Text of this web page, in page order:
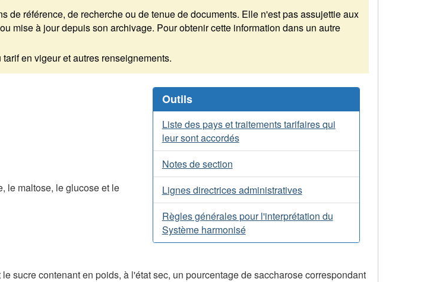
de référence, de recherche ou de tenue de documents. Elle n'est pas assujettie aux
mise à jour depuis son archivage. Pour obtenir cette information dans un autre
en vigeur et autres renseignements.
Outils
Liste des pays et traitements tarifaires qui
leur sont accordés
Notes de section
Lignes directrices administratives
Règles générales pour l'interprétation du
Système harmonisé
le maltose, le glucose et le
sucre contenant en poids, à l'état sec, un pourcentage de saccharose correspondant